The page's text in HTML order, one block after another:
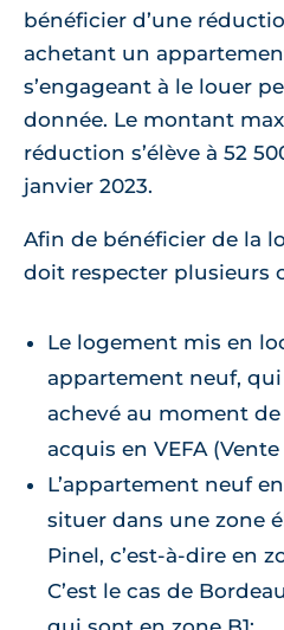
bénéficier d’une
achetant un
s’engageant à le louer
donnée. Le montant
réduction s’élève à 52
janvier 2023.
Afin de bénéficier de la
doit respecter plusieurs
Le logement mis en
appartement neuf,
achevé au moment
acquis en VEFA
L’appartement neuf
situer dans une zone
Pinel, c’est-à-dire en
C’est le cas de